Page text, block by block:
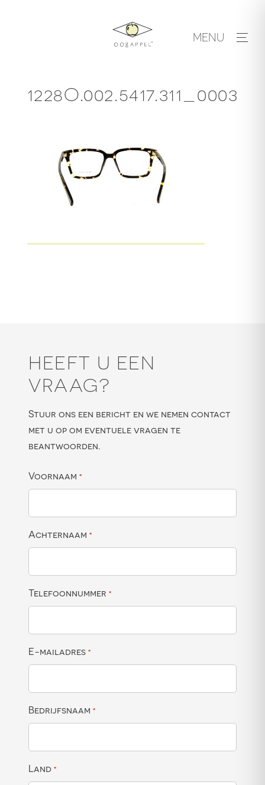
MENU
1228O.002.5417.311_0003
HEEFT U EEN
VRAAG?
Stuur ons een bericht en we nemen contact
met u op om eventuele vragen te
beantwoorden.
Voornaam *
Achternaam *
Telefoonnummer *
E-mailadres *
Bedrijfsnaam *
Land *